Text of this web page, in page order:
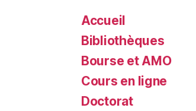
Accueil
Bibliothèques
Bourse et AMO
Cours en ligne
Doctorat